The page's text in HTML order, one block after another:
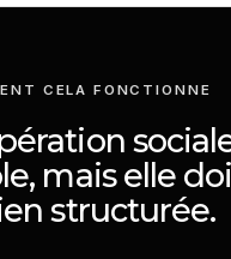
CELA FONCTIONNE
mais elle
structurée.